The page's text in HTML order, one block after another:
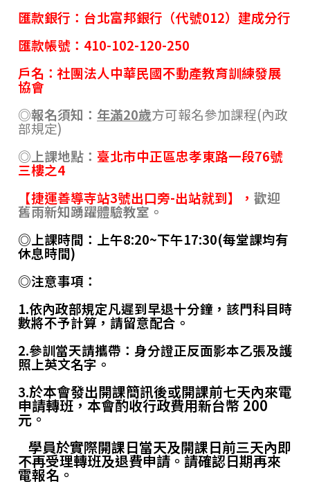
匯款銀行：台北富邦銀行（代號012）建成分行
匯款帳號： 410-102-120-250
戶名：社團法人中華民國不動產教育訓練發展
協會
◎報名須知： 年滿20歲方可報名參加課程(內政
部規定)
◎上課地點： 臺北市中正區忠孝東路一段76號
三樓之4
【捷運善導寺站3號出口旁-出站就到】 ， 歡迎
舊雨新知踴躍體驗教室。
◎上課時間：上午8:20~下午17:30(每堂課均有
休息時間)
◎注意事項：
1.依內政部規定凡遲到早退十分鐘，該門科目時
數將不予計算，請留意配合。
2.參訓當天請攜帶：身分證正反面影本乙張及護
照上英文名字。
3.於本會發出開課簡訊後或開課前七天內來電
申請轉班，本會酌收行政費用新台幣 200
元。
學員於實際開課日當天及開課日前三天內即
不再受理轉班及退費申請。請確認日期再來
電報名。